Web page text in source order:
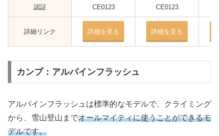
認証 CE0123 CE0123
詳細リンク 詳細を見る 詳細を見る
カンプ：アルパインフラッシュ
アルパインフラッシュは標準的なモデルで、クライミング
から、雪山登山までオールマイティに使うことができるモ
デルです。